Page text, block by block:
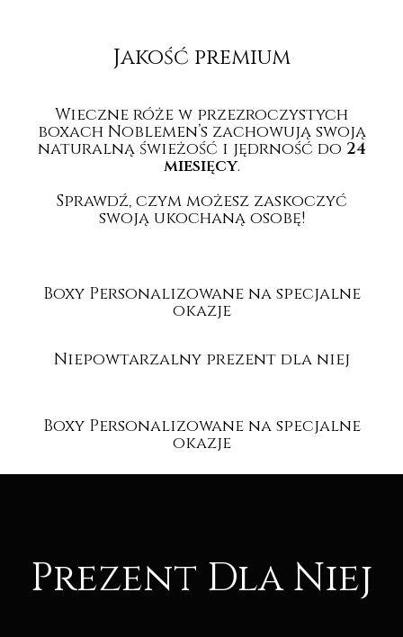
Jakość premium
Wieczne róże w przezroczystych
boxach Noblemen’s zachowują swoją
naturalną świeżość i jędrność do 24
miesięcy.
Sprawdź, czym możesz zaskoczyć
swoją ukochaną osobę!
Boxy Personalizowane na specjalne
okazje
Niepowtarzalny prezent dla niej
Boxy Personalizowane na specjalne
okazje
Prezent Dla Niej